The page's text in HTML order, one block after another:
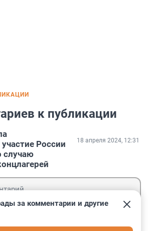
к публикации
России
случаю
18 апреля 2024, 12:31
за комментарии и другие